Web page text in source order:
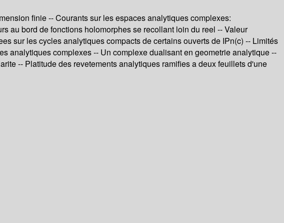
finie -- Courants sur les espaces analytiques complexes:
au bord de fonctions holomorphes se recollant loin du reel -- Valeur
sur les cycles analytiques compacts de certains ouverts de IPn(c) -- Limités
analytiques complexes -- Un complexe dualisant en geometrie analytique --
-- Platitude des revetements analytiques ramifies a deux feuillets d'une